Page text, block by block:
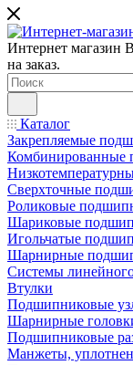
Интернет магазин
на заказ.
Каталог
Закрепляемые
Комбинированные
Сверхточные
Роликовые
Шариковые
Игольчатые
Шарнирные
Системы
Втулки
Подшипниковые
Шарнирные
Подшипниковые
Манжеты,